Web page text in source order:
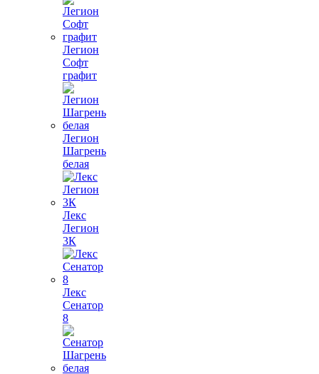
Легион
Софт
графит
Легион
Шагрень
белая
Лекс
Легион
3К
Лекс
Сенатор
8